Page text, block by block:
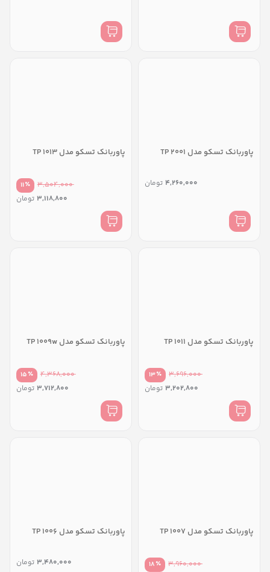
پاوربانک تسکو مدل TP 2001
تومان
پاوربانک تسکو مدل TP 1013
٪11
3,504,000
تومان
پاوربانک تسکو مدل TP 1011
٪13
3,696,000
تومان
پاوربانک تسکو مدل TP 1009w
٪15
4,368,000
تومان
پاوربانک تسکو مدل TP 1007
٪18
3,960,000
پاوربانک تسکو مدل TP 1006
تومان